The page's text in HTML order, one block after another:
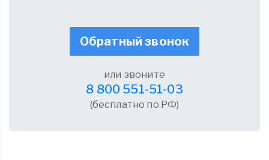
Обратный звонок
или звоните
8 800 551-51-03
(бесплатно по РФ)